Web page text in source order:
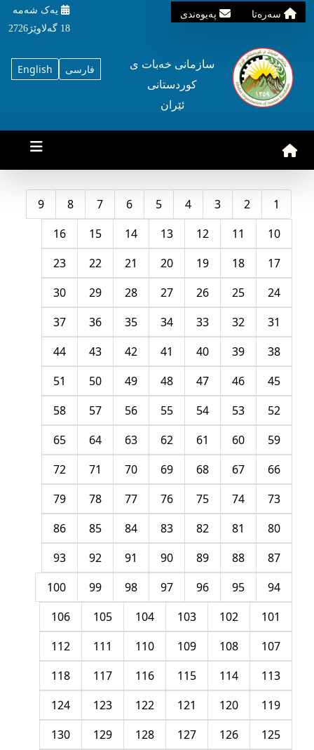
سه‌ره‌تا په‌یوه‌ندی
یه‌ک شه‌مه‌
18 گه‌لاوێژ2726
English فارسی
سازمانی خه‌بات ی
کوردستانی
ئێران
1
2
3
4
5
6
7
8
9
10
11
12
13
14
15
16
17
18
19
20
21
22
23
24
25
26
27
28
29
30
31
32
33
34
35
36
37
38
39
40
41
42
43
44
45
46
47
48
49
50
51
52
53
54
55
56
57
58
59
60
61
62
63
64
65
66
67
68
69
70
71
72
73
74
75
76
77
78
79
80
81
82
83
84
85
86
87
88
89
90
91
92
93
94
95
96
97
98
99
100
101
102
103
104
105
106
107
108
109
110
111
112
113
114
115
116
117
118
119
120
121
122
123
124
125
126
127
128
129
130